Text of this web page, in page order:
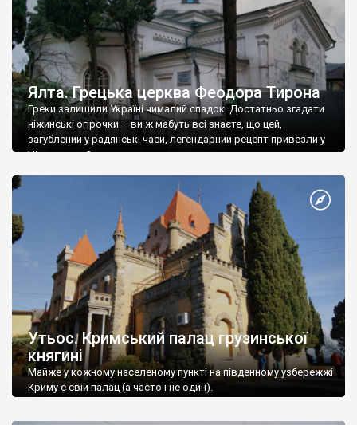
Ялта. Грецька церква Феодора Тирона
Греки залишили Україні чималий спадок. Достатньо згадати
ніжинські огірочки – ви ж мабуть всі знаєте, що цей,
загублений у радянські часи, легендарний рецепт привезли у
Ніжин греки?
Утьос. Кримський палац грузинської
княгині
Майже у кожному населеному пункті на південному узбережжі
Криму є свій палац (а часто і не один).